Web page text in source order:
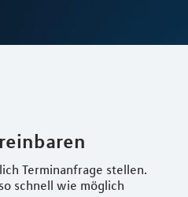
Terminanfrage stellen.
schnell wie möglich